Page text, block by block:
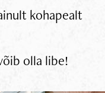
kohapealt
olla libe!